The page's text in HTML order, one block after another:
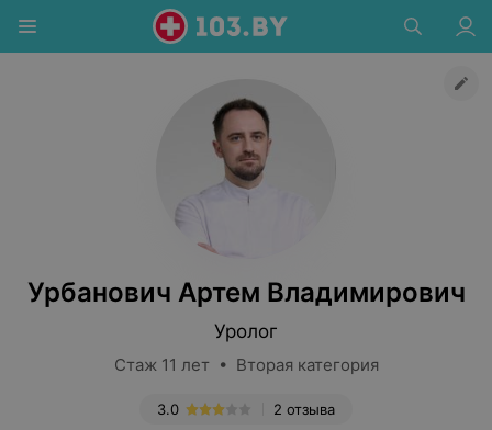
Урбанович Артем Владимирович
Уролог
Стаж 11 лет • Вторая категория
2 отзыва
3.0